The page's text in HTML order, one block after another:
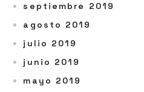
septiembre 2019
agosto 2019
julio 2019
junio 2019
mayo 2019